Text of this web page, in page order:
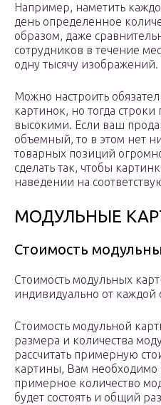
Например, наметить
день определенное
образом, даже
сотрудников в течение
одну тысячу изображений.
Можно настроить
картинок, но тогда строки
высокими. Если ваш
объемный, то в этом нет
товарных позиций
сделать так, чтобы
наведении на
МОДУЛЬНЫЕ
Стоимость
Стоимость модульных
индивидуально от каждой
Стоимость модульной
размера и количества
рассчитать примерную
картины, Вам необходимо
примерное количество
будет состоять и общий